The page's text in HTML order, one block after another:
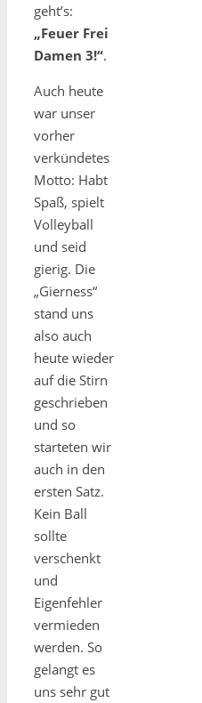
geht’s:
„Feuer Frei
Damen 3!“.
Auch heute
war unser
vorher
verkündetes
Motto: Habt
Spaß, spielt
Volleyball
und seid
gierig. Die
„Gierness“
stand uns
also auch
heute wieder
auf die Stirn
geschrieben
und so
starteten wir
auch in den
ersten Satz.
Kein Ball
sollte
verschenkt
und
Eigenfehler
vermieden
werden. So
gelangt es
uns sehr gut